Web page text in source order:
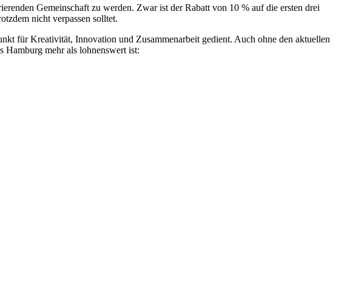
Gemeinschaft zu werden. Zwar ist der Rabatt von 10 % auf die ersten drei
nicht verpassen solltet.
für Kreativität, Innovation und Zusammenarbeit gedient. Auch ohne den aktuellen
Hamburg mehr als lohnenswert ist: